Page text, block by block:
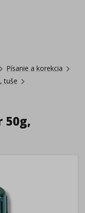
Písanie a korekcia
tuše